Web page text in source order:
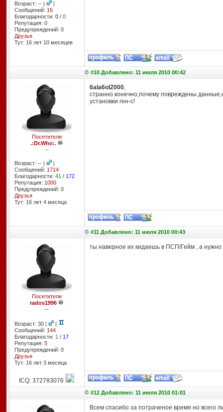
Возраст: -- |
|
Сообщений: 16
Благодарности: 0/ 0
Репутация: 0
Предупреждений: 0
Друзья
Тут: 16 лет 10 месяцев
#10 Добавлено: 11 июля 2010 00:42
Посетители
.:Dr.Who:.
--
Возраст: -- |
|
Сообщений: 1714
Благодарности: 41 / 172
Репутация: 1000
Предупреждений: 0
Друзья
Тут: 16 лет 4 месяцa
6ala6ol2000,
странно конечно,почему повреждены
установки ген-с!
#11 Добавлено: 11 июля 2010 00:43
Посетители
rados1996
--
Возраст: 30 |
|
Сообщений: 144
Благодарности: 1 / 17
Репутация: 5
Предупреждений: 0
Друзья
Тут: 16 лет 3 месяцa
ты наверное их кидаешь в ПСП/Гейм , а нужно
ICQ: 372783076
#12 Добавлено: 11 июля 2010 01:01
Всем спасибо за потраченое время но